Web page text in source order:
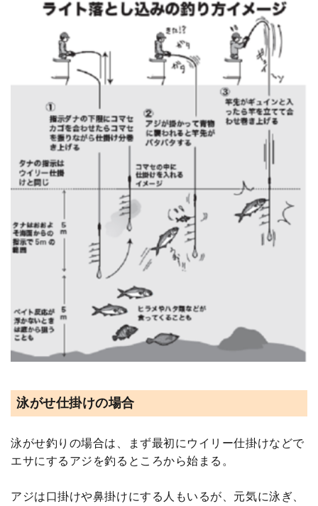
泳がせ仕掛けの場合
泳がせ釣りの場合は、まず最初にウイリー仕掛けなどで
エサにするアジを釣るところから始まる。
アジは口掛けや鼻掛けにする人もいるが、元気に泳ぎ、